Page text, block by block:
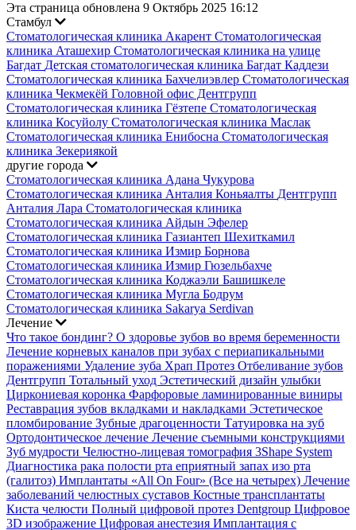
Эта страница обновлена 9 Октябрь 2025 16:12
Стамбул
Стоматологическая клиника Акарент Стоматологическая
клиника Аташехир Стоматологическая клиника на улице
Багдат Детская стоматологическая клиника Багдат Каддези
Стоматологическая клиника Бахчелиэвлер Стоматологическая
клиника Чекмекёй Головной офис Дентгрупп
Стоматологическая клиника Гёзтепе Стоматологическая
клиника Косуйолу Стоматологическая клиника Маслак
Стоматологическая клиника Енибосна Стоматологическая
клиника Зекериякой
другие города
Стоматологическая клиника Адана Чукурова
Стоматологическая клиника Анталия Коньяалты Дентгрупп
Анталия Лара Стоматологическая клиника
Стоматологическая клиника Айдын Эфелер
Стоматологическая клиника Газиантеп Шехиткамил
Стоматологическая клиника Измир Борнова
Стоматологическая клиника Измир Гюзельбахче
Стоматологическая клиника Коджаэли Башишкеле
Стоматологическая клиника Мугла Бодрум
Стоматологическая клиника Sakarya Serdivan
Лечение
Что такое бондинг? О здоровье зубов во время беременности
Лечение корневых каналов при зубах с периапикальными
поражениями Удаление зуба Храп Протез Отбеливание зубов
Дентгрупп Тотальный уход Эстетический дизайн улыбки
Циркониевая коронка Фарфоровые ламинированные виниры
Реставрация зубов вкладками и накладками Эстетическое
пломбирование Зубные драгоценности Татуировка на зуб
Ортодонтическое лечение Лечение съемными конструкциями
Зуб мудрости Челюстно-лицевая томография 3Shape System
Диагностика рака полости рта еприятный запах изо рта
(галитоз) Имплантаты «All On Four» (Все на четырех) Лечение
заболеваний челюстных суставов Костные трансплантаты
Киста челюсти Полный цифровой протез Dentgroup Цифровое
3D изображение Цифровая анестезия Имплантация с